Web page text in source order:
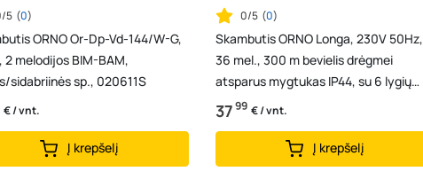
5 (0)
ORNO Or-Dp-Vd-144/W-G,
2 melodijos BIM-BAM,
sidabriinės sp., 020611S
€ / vnt.
Į krepšelį
0/5 (0)
Skambutis ORNO Longa, 230V 50Hz,
36 mel., 300 m bevielis drėgmei
atsparus mygtukas IP44, su 6 lygių
garso reguliavimu, b...
3799 € / vnt.
Į krepšelį